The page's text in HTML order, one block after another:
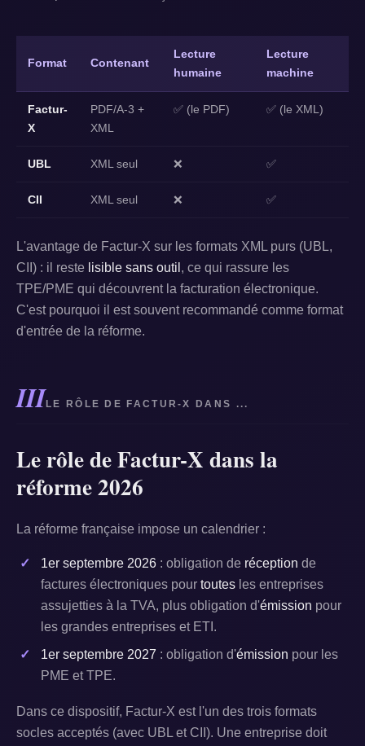
Format Contenant
Lecture
humaine
Lecture
machine
Factur-
X
PDF/A-3 +
XML
✅ (le PDF) ✅ (le XML)
UBL XML seul ❌ ✅
CII XML seul ❌ ✅
L'avantage de Factur-X sur les formats XML purs (UBL,
CII) : il reste lisible sans outil , ce qui rassure les
TPE/PME qui découvrent la facturation électronique.
C'est pourquoi il est souvent recommandé comme format
d'entrée de la réforme.
III LE RÔLE DE FACTUR-X DANS ...
Le rôle de Factur-X dans la
réforme 2026
La réforme française impose un calendrier :
1er septembre 2026 : obligation de réception de
factures électroniques pour toutes les entreprises
assujetties à la TVA, plus obligation d'émission pour
les grandes entreprises et ETI.
1er septembre 2027 : obligation d'émission pour les
PME et TPE.
Dans ce dispositif, Factur-X est l'un des trois formats
socles acceptés (avec UBL et CII). Une entreprise doit